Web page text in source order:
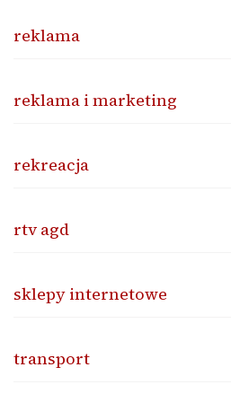
reklama
reklama i marketing
rekreacja
rtv agd
sklepy internetowe
transport